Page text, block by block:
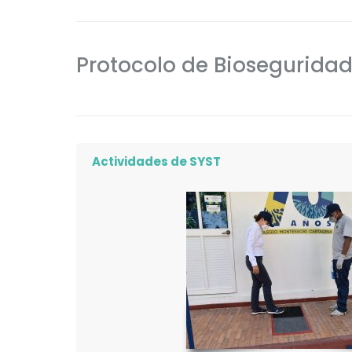
Protocolo de Bioseguridad
Actividades de SYST